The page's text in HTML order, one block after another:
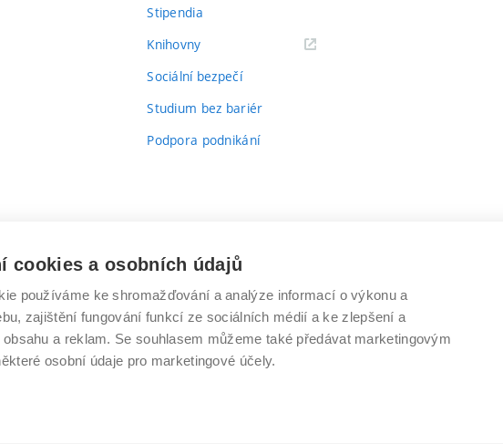
Stipendia
Knihovny(externí
Sociální bezpečí
Studium bez bariér
Podpora podnikání
VYSOKÉ UČENÍ TECHNICKÉ V BRNĚ
Antonínská 548/1
602 00 Brno
www.vut.cz
cookies a osobních údajů
používáme ke shromažďování a analýze informací o výkonu a
zajištění fungování funkcí ze sociálních médií a ke zlepšení a
a reklam. Se souhlasem můžeme také předávat marketingovým
osobní údaje pro marketingové účely.